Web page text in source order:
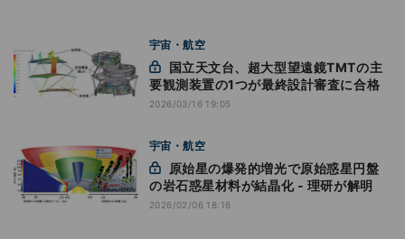
宇宙・航空
要観測装置の1つが最終設計審査に合格
2026/03/16 19:05
宇宙・航空
の岩石惑星材料が結晶化 - 理研が解明
2026/02/06 18:16